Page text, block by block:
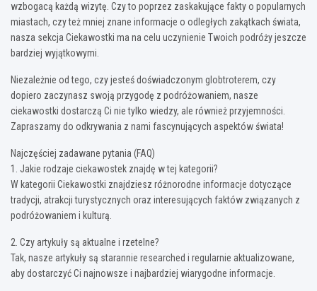
wzbogacą każdą wizytę. Czy to poprzez zaskakujące fakty o popularnych
miastach, czy też mniej znane informacje o odległych zakątkach świata,
nasza sekcja Ciekawostki ma na celu uczynienie Twoich podróży jeszcze
bardziej wyjątkowymi.
Niezależnie od tego, czy jesteś doświadczonym globtroterem, czy
dopiero zaczynasz swoją przygodę z podróżowaniem, nasze
ciekawostki dostarczą Ci nie tylko wiedzy, ale również przyjemności.
Zapraszamy do odkrywania z nami fascynujących aspektów świata!
Najczęściej zadawane pytania (FAQ)
1. Jakie rodzaje ciekawostek znajdę w tej kategorii?
W kategorii Ciekawostki znajdziesz różnorodne informacje dotyczące
tradycji, atrakcji turystycznych oraz interesujących faktów związanych z
podróżowaniem i kulturą.
2. Czy artykuły są aktualne i rzetelne?
Tak, nasze artykuły są starannie researched i regularnie aktualizowane,
aby dostarczyć Ci najnowsze i najbardziej wiarygodne informacje.